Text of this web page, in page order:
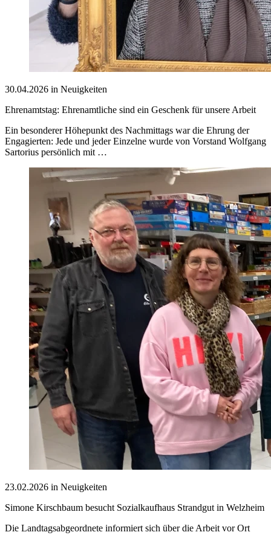
30.04.2026 in Neuigkeiten
Ehrenamtstag: Ehrenamtliche sind ein Geschenk für unsere Arbeit
Ein besonderer Höhepunkt des Nachmittags war die Ehrung der
Engagierten: Jede und jeder Einzelne wurde von Vorstand Wolfgang
Sartorius persönlich mit …
23.02.2026 in Neuigkeiten
Simone Kirschbaum besucht Sozialkaufhaus Strandgut in Welzheim
Die Landtagsabgeordnete informiert sich über die Arbeit vor Ort